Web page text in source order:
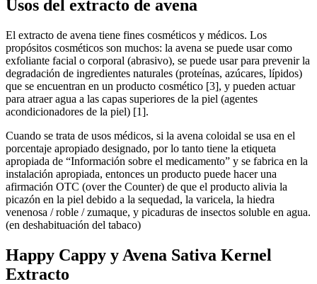
Usos del extracto de avena
El extracto de avena tiene fines cosméticos y médicos. Los
propósitos cosméticos son muchos: la avena se puede usar como
exfoliante facial o corporal (abrasivo), se puede usar para prevenir la
degradación de ingredientes naturales (proteínas, azúcares, lípidos)
que se encuentran en un producto cosmético [3], y pueden actuar
para atraer agua a las capas superiores de la piel (agentes
acondicionadores de la piel) [1].
Cuando se trata de usos médicos, si la avena coloidal se usa en el
porcentaje apropiado designado, por lo tanto tiene la etiqueta
apropiada de “Información sobre el medicamento” y se fabrica en la
instalación apropiada, entonces un producto puede hacer una
afirmación OTC (over the Counter) de que el producto alivia la
picazón en la piel debido a la sequedad, la varicela, la hiedra
venenosa / roble / zumaque, y picaduras de insectos soluble en agua.
(en deshabituación del tabaco)
Happy Cappy y Avena Sativa Kernel
Extracto